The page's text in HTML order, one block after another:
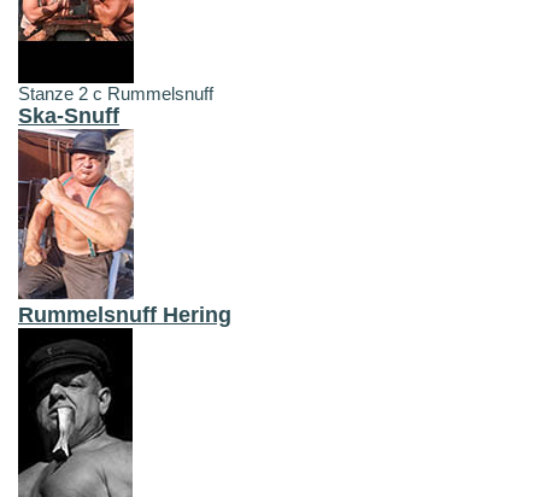
Stanze 2 c Rummelsnuff
Ska-Snuff
Rummelsnuff Hering